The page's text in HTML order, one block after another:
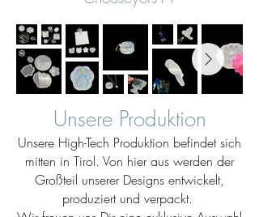
Unsere Produktion
Unsere High-Tech Produktion befindet sich
mitten in Tirol. Von hier aus werden der
Großteil unserer Designs entwickelt,
produziert und verpackt.